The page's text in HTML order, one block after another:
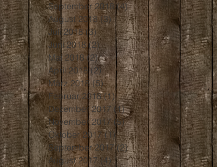
September 2018 (4)4 Beiträge
August 2018 (3)3 Beiträge
Juli 2018 (3)3 Beiträge
Juni 2018 (2)2 Beiträge
Mai 2018 (2)2 Beiträge
April 2018 (2)2 Beiträge
März 2018 (5)5 Beiträge
Februar 2018 (1)1 Beitrag
Dezember 2017 (1)1 Beitrag
November 2017 (5)5 Beiträge
Oktober 2017 (1)1 Beitrag
September 2017 (2)2 Beiträge
August 2017 (4)4 Beiträge